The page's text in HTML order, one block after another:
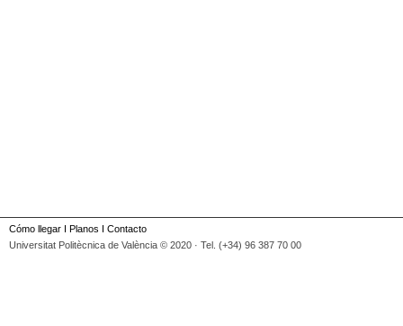
Cómo llegar I Planos I Contacto
Universitat Politècnica de València © 2020 · Tel. (+34) 96 387 70 00